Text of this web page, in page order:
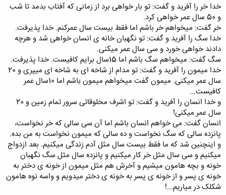
خدا خر را آفرید و گفت: تو بار خواهی برد از زمانی که آفتاب بدمد تا شب
و 50 سال عمر خواهی کرد.
خر گفت: میخواهم خر باشم اما فقط بیست سال عمرکنم. خدا پذیرفت.
خدا سگ را آفرید و گفت: تو نگهبان خانه ی انسان خواهی شد و هرچه
دادند خواهی خورد و سی سال عمر میکنی.
سگ گفت: میخواهم سگ باشم اما 15سال برایم کافیست. خدا پذیرفت.
خدا میمون را آفرید و گفت: تو مدام از شاخه ای به شاخه ای میپری و 20
سال عمر میکنی. میمون گفت میخواهم میمون باشم اما 10سال عمر
کافیست...
و خدا انسان را آفرید و گفت: تو اشرف مخلوقاتی سرور تمام زمین و 20
سال عمر میکنی!
انسان گفت: می خواهم انسان باشم اما آن سی سالی که خر نخواست،
پانزده سالی که سگ نخواست و ده سالی که میمون نخواست به من بده.
و اینچنین شد که ما فقط بیست سال مثل آدم زندگی میکنیم. بعد ازدواج
میکنیم و سی سال مثل خر کار میکنیم و پانزده سال مثل سگ نگهبان
خونه و بچه هامون میشیم و آخرش هم مثل میمون از خونه ی دختر به
خونه ی پسر و از خونه ی پسر به خونه ی دختر میدویم و واسه نوه هامون
شکلک در میاریم...!